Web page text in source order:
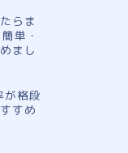
らま
単・
まし
が格段
すめ